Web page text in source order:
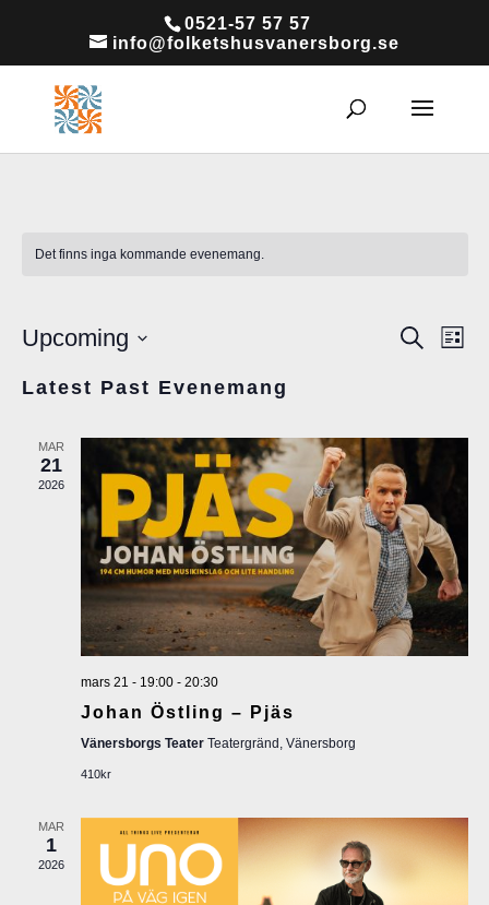
0521-57 57 57
info@folketshusvanersborg.se
Det finns inga kommande evenemang.
E
e
n
e
m
a
e
a
Sök
E
n
m
a
n
g
a
v
Lista
Upcoming
datum.
Latest Past Evenemang
MAR
21
2026
mars 21 - 19:00- 20:30
Johan Östling – Pjäs
Vänersborgs Teater Teatergränd, Vänersborg
410kr
MAR
1
2026